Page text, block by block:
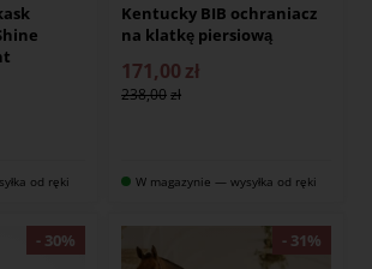
od ręki
Kentucky BIB ochraniacz
na klatkę piersiową
171,00 zł
238,00
W magazynie — wysyłka od ręki